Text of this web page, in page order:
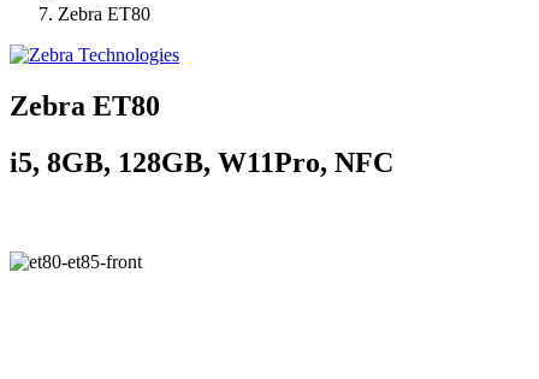
Zebra ET80
Zebra ET80
i5, 8GB, 128GB, W11Pro, NFC